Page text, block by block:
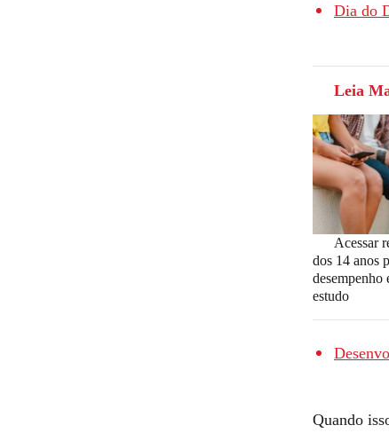
Dia do
Leia
Acessar
dos 14 anos
desempenho
estudo
Quando